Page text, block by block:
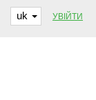
uk УВІЙТИ